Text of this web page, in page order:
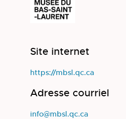
Site internet
https://mbsl.qc.ca
Adresse courriel
info@mbsl.qc.ca